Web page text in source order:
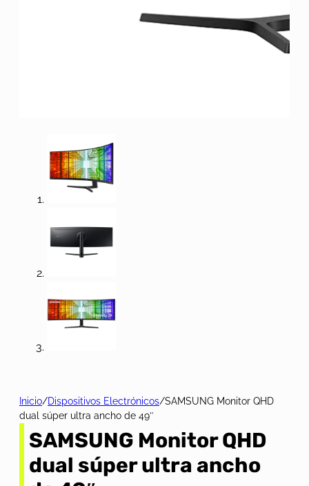
Inicio/Dispositivos Electrónicos/SAMSUNG Monitor QHD
dual súper ultra ancho de 49″
SAMSUNG Monitor QHD
dual súper ultra ancho